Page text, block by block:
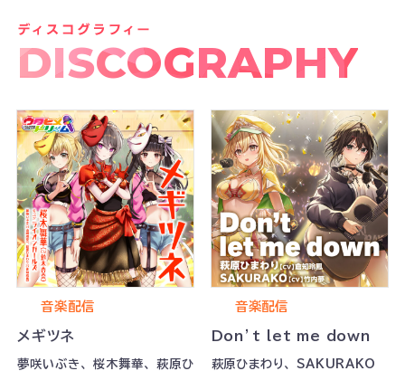
DISCOGRAPHY
音楽配信
メギツネ
夢咲いぶき、 桜木舞華、 萩原ひ
音楽配信
Don’t let me down
萩原ひまわり、 SAKURAKO